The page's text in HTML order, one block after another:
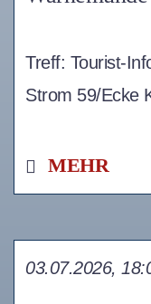
Treff: Tourist-
Strom 59/Ecke
MEHR
03.07.2026,